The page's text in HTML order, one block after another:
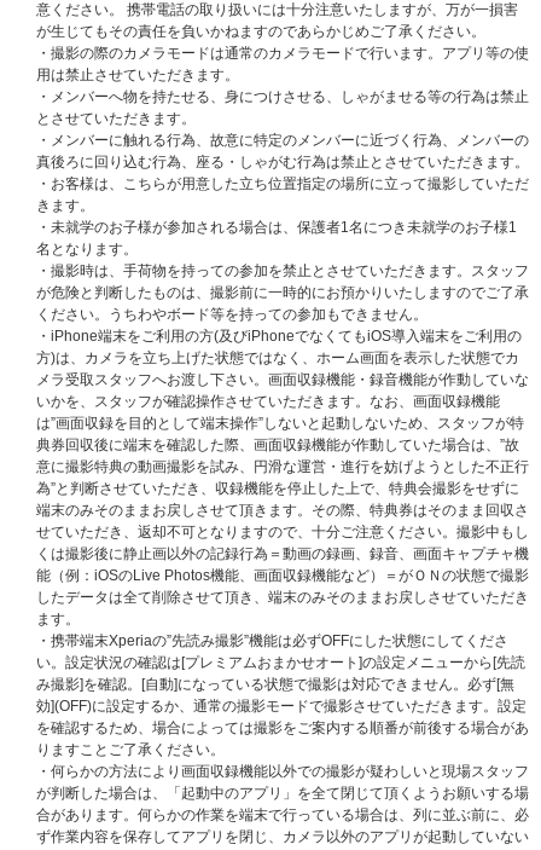
※本企画は応募抽選方式です。上記スケジュールを必ずご確認ください。
※応募期間内に応募対象商品をご予約・ご購入ください｡
※上記応募期間以外は応募対象商品をご予約・ご購入いただけません。予め
ご了承ください。
※締切間近などの時間帯によっては､購入画面に繋がりにくい場合がござい
ます｡余裕を持ってご応募ください｡
【応募方法/注意事項】
UNIVERSAL MUSIC STOREにて対象商品を1枚ご予約(ご決済完了)と同時
に自動エントリーとなるため、お客様からの応募作業は必要ございません。
※対象商品1枚ご購入で1口の応募になり、購入枚数、応募回数の制限はご
ざいません。おひとり様何枚でもご購入いただけ、何回でもご応募いただけ
ます。
※「6月3日(水)スペシャルパフォーマンスイベント応募商品」もストア特典
の対象になります。
※ご注文・ご登録の際に入力するお名前は必ず＜日本語(漢字・ひらがな・
カタカナ)＞にてご入力ください。
ただし、『主催者が指定する顔写真付きの指定身分証明書』に記載のお名前
が、英ローマ字の場合は、英ローマ字にてご入力ください。
それ以外の言語でのご入力はイベント応募対象外になります。ご注意くださ
い。
(例：お名前「山田 花子」様が、注文者情報のお名前を「YAMADA HANAK
O」様とご入力とされた場合、落選対象になる可能性がございます。)
また、お名前が日本語(漢字・ひらがな・カタカナ)にも関わらず、英ローマ
字にてご入力された場合は、落選対象になる可能性がございます。注文者情
報とお届け先情報の両方を使用する場合がございますので、必ずどちらも応
募者の情報でご登録およびご注文をお願いいたします。
※ご購入の際、イベントに参加を希望されるご本人様のお名前で必ずご入力
ください。なお、注文完了後、お名前の変更はできませんので、あらかじめ
ご了承ください。
※UNIVERSAL MUSIC STOREでご購入の方は注文時にご登録いただいてい
る「会員情報」がご本人様情報になります。ご注文者様情報とお届け先の情
報が異なる場合はご注意ください。
【イベント抽選について】
本イベントの抽選発表は、抽選システム「chord」の『enchord(エンコー
ド)』を採用しています。
対象ストアでのご購入と同時に自動エントリーとなるため、chordへの会員
意ください。 携帯電話の取り扱いには十分注意いたしますが、万が一損害
が生じてもその責任を負いかねますのであらかじめご了承ください。
・撮影の際のカメラモードは通常のカメラモードで行います。アプリ等の使
用は禁止させていただきます。
・メンバーへ物を持たせる、身につけさせる、しゃがませる等の行為は禁止
とさせていただきます。
・メンバーに触れる行為、故意に特定のメンバーに近づく行為、メンバーの
真後ろに回り込む行為、座る・しゃがむ行為は禁止とさせていただきます。
・お客様は、こちらが用意した立ち位置指定の場所に立って撮影していただ
きます。
・未就学のお子様が参加される場合は、保護者1名につき未就学のお子様1
名となります。
・撮影時は、手荷物を持っての参加を禁止とさせていただきます。スタッフ
が危険と判断したものは、撮影前に一時的にお預かりいたしますのでご了承
ください。うちわやボード等を持っての参加もできません。
・iPhone端末をご利用の方(及びiPhoneでなくてもiOS導入端末をご利用の
方)は、カメラを立ち上げた状態ではなく、ホーム画面を表示した状態でカ
メラ受取スタッフへお渡し下さい。画面収録機能・録音機能が作動していな
いかを、スタッフが確認操作させていただきます。なお、画面収録機能
は”画面収録を目的として端末操作”しないと起動しないため、スタッフが特
典券回収後に端末を確認した際、画面収録機能が作動していた場合は、”故
意に撮影特典の動画撮影を試み、円滑な運営・進行を妨げようとした不正行
為”と判断させていただき、収録機能を停止した上で、特典会撮影をせずに
端末のみそのままお戻しさせて頂きます。その際、特典券はそのまま回収さ
せていただき、返却不可となりますので、十分ご注意ください。撮影中もし
くは撮影後に静止画以外の記録行為＝動画の録画、録音、画面キャプチャ機
能（例：iOSのLive Photos機能、画面収録機能など）＝がＯＮの状態で撮影
したデータは全て削除させて頂き、端末のみそのままお戻しさせていただき
ます。
・携帯端末Xperiaの”先読み撮影”機能は必ずOFFにした状態にしてくださ
い。設定状況の確認は[プレミアムおまかせオート]の設定メニューから[先読
み撮影]を確認。[自動]になっている状態で撮影は対応できません。必ず[無
効](OFF)に設定するか、通常の撮影モードで撮影させていただきます。設定
を確認するため、場合によっては撮影をご案内する順番が前後する場合があ
りますことご了承ください。
・何らかの方法により画面収録機能以外での撮影が疑わしいと現場スタッフ
が判断した場合は、「起動中のアプリ」を全て閉じて頂くようお願いする場
合があります。何らかの作業を端末で行っている場合は、列に並ぶ前に、必
ず作業内容を保存してアプリを閉じ、カメラ以外のアプリが起動していない